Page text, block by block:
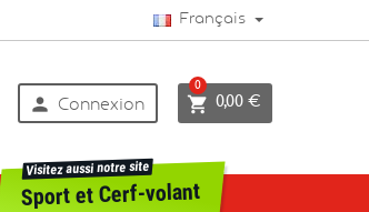
Français
 Connexion  0,00 €
0
Sport et Cerf-volant
Visitez aussi notre site